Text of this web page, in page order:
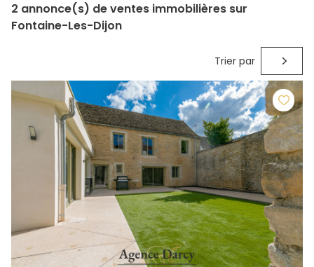
2 annonce(s) de ventes immobilières sur
Fontaine-Les-Dijon
Trier par